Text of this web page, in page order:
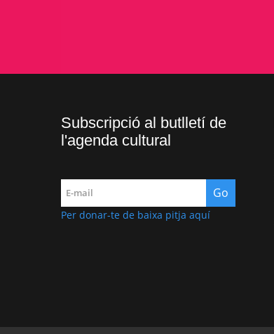
Subscripció al butlletí de
l'agenda cultural
Per donar-te de baixa pitja aquí